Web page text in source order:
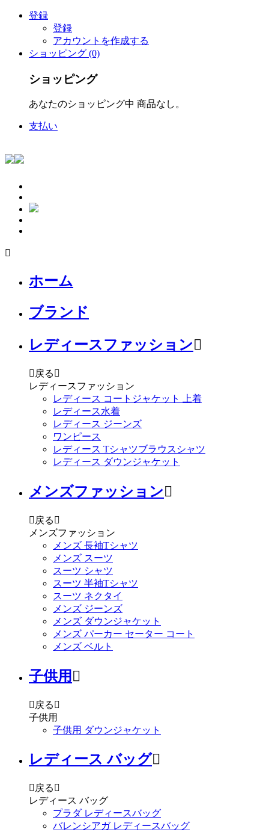
登録
登録
アカウントを作成する
ショッピング (0)
ショッピング
あなたのショッピング中 商品なし。
支払い

ホーム
ブランド
レディースファッション
 戻る 
レディースファッション
レディース コートジャケット 上着
レディース水着
レディース ジーンズ
ワンピース
レディース Tシャツブラウスシャツ
レディース ダウンジャケット
メンズファッション
 戻る 
メンズファッション
メンズ 長袖Tシャツ
メンズ スーツ
スーツ シャツ
スーツ 半袖Tシャツ
スーツ ネクタイ
メンズ ジーンズ
メンズ ダウンジャケット
メンズ パーカー セーター コート
メンズ ベルト
子供用 
 戻る 
子供用
子供用 ダウンジャケット
レディース バッグ
 戻る 
レディース バッグ
プラダ レディースバッグ
バレンシアガ レディースバッグ